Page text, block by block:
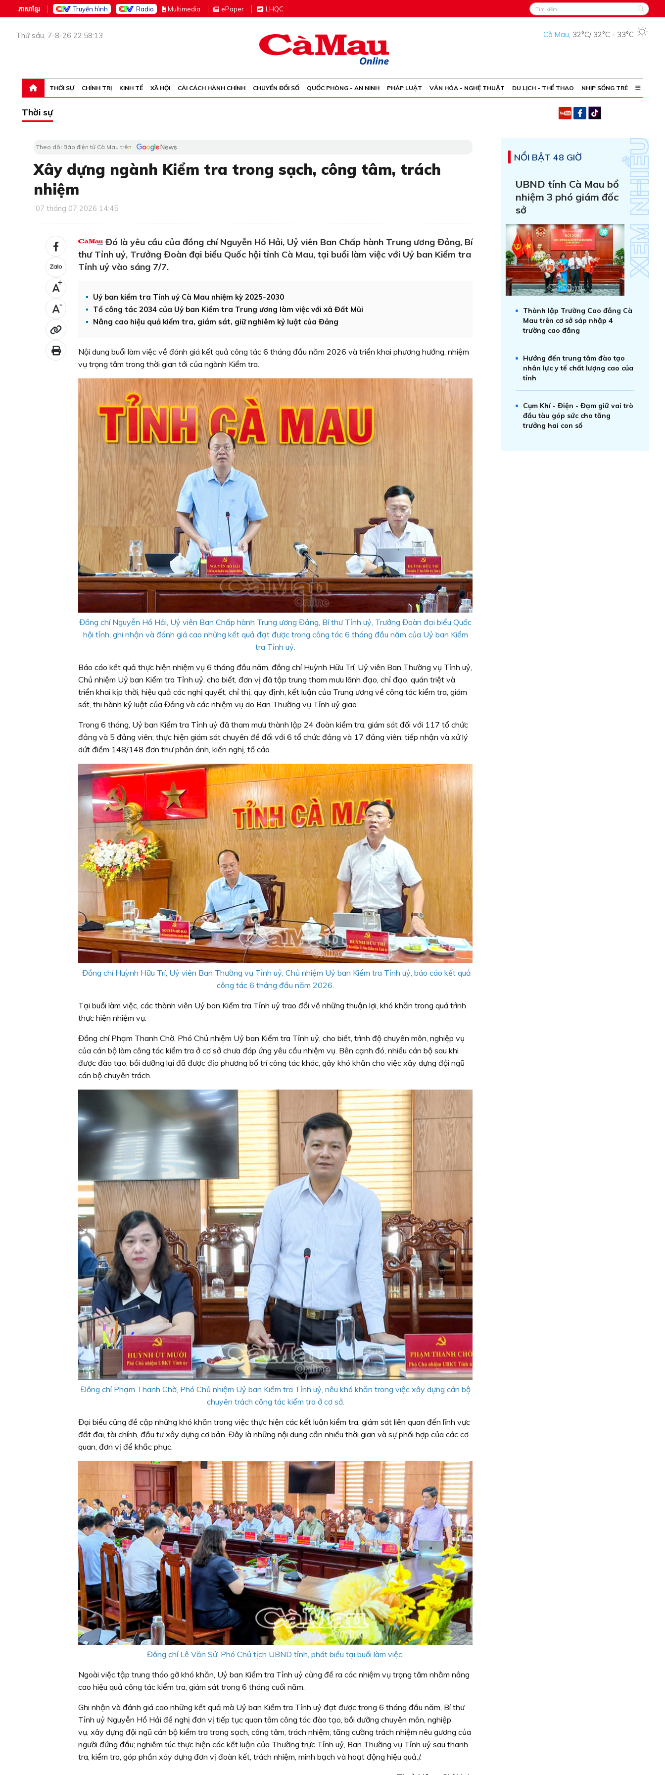
ភាសាខ្មែរ Truyền hình Radio Multimedia ePaper LHQC
Thứ sáu, 7-8-26 22:58:13 Cà Mau, 32°C/ 32°C - 33°C
THỜI SỰ CHÍNH TRỊ KINH TẾ XÃ HỘI CẢI CÁCH HÀNH CHÍNH CHUYỂN ĐỔI SỐ QUỐC PHÒNG - AN NINH PHÁP LUẬT VĂN HÓA - NGHỆ THUẬT DU LỊCH - THỂ THAO NHỊP SỐNG TRẺ
Thời sự
Theo dõi Báo điện tử Cà Mau trên
Xây dựng ngành Kiểm tra trong sạch, công tâm, trách
nhiệm
07 tháng 07 2026 14:45
+
-
Đó là yêu cầu của đồng chí Nguyễn Hồ Hải, Uỷ viên Ban Chấp hành Trung ương Đảng, Bí
thư Tỉnh uỷ, Trưởng Đoàn đại biểu Quốc hội tỉnh Cà Mau, tại buổi làm việc với Uỷ ban Kiểm tra
Tỉnh uỷ vào sáng 7/7.
Uỷ ban kiểm tra Tỉnh uỷ Cà Mau nhiệm kỳ 2025-2030
Tổ công tác 2034 của Uỷ ban Kiểm tra Trung ương làm việc với xã Đất Mũi
Nâng cao hiệu quả kiểm tra, giám sát, giữ nghiêm kỷ luật của Đảng
Nội dung buổi làm việc về đánh giá kết quả công tác 6 tháng đầu năm 2026 và triển khai phương hướng, nhiệm
vụ trọng tâm trong thời gian tới của ngành Kiểm tra.
Đồng chí Nguyễn Hồ Hải, Uỷ viên Ban Chấp hành Trung ương Đảng, Bí thư Tỉnh uỷ, Trưởng Đoàn đại biểu Quốc
hội tỉnh, ghi nhận và đánh giá cao những kết quả đạt được trong công tác 6 tháng đầu năm của Uỷ ban Kiểm
tra Tỉnh uỷ.
Báo cáo kết quả thực hiện nhiệm vụ 6 tháng đầu năm, đồng chí Huỳnh Hữu Trí, Uỷ viên Ban Thường vụ Tỉnh uỷ,
Chủ nhiệm Uỷ ban Kiểm tra Tỉnh uỷ, cho biết, đơn vị đã tập trung tham mưu lãnh đạo, chỉ đạo, quán triệt và
triển khai kịp thời, hiệu quả các nghị quyết, chỉ thị, quy định, kết luận của Trung ương về công tác kiểm tra, giám
sát, thi hành kỷ luật của Đảng và các nhiệm vụ do Ban Thường vụ Tỉnh uỷ giao.
Trong 6 tháng, Uỷ ban Kiểm tra Tỉnh uỷ đã tham mưu thành lập 24 đoàn kiểm tra, giám sát đối với 117 tổ chức
đảng và 5 đảng viên; thực hiện giám sát chuyên đề đối với 6 tổ chức đảng và 17 đảng viên; tiếp nhận và xử lý
dứt điểm 148/148 đơn thư phản ánh, kiến nghị, tố cáo.
Đồng chí Huỳnh Hữu Trí, Uỷ viên Ban Thường vụ Tỉnh uỷ, Chủ nhiệm Uỷ ban Kiểm tra Tỉnh uỷ, báo cáo kết quả
công tác 6 tháng đầu năm 2026.
Tại buổi làm việc, các thành viên Uỷ ban Kiểm tra Tỉnh uỷ trao đổi về những thuận lợi, khó khăn trong quá trình
thực hiện nhiệm vụ.
Đồng chí Phạm Thanh Chờ, Phó Chủ nhiệm Uỷ ban Kiểm tra Tỉnh uỷ, cho biết, trình độ chuyên môn, nghiệp vụ
của cán bộ làm công tác kiểm tra ở cơ sở chưa đáp ứng yêu cầu nhiệm vụ. Bên cạnh đó, nhiều cán bộ sau khi
được đào tạo, bồi dưỡng lại đã được địa phương bố trí công tác khác, gây khó khăn cho việc xây dựng đội ngũ
cán bộ chuyên trách.
Đồng chí Phạm Thanh Chờ, Phó Chủ nhiệm Uỷ ban Kiểm tra Tỉnh uỷ, nêu khó khăn trong việc xây dựng cán bộ
chuyên trách công tác kiểm tra ở cơ sở.
Đại biểu cũng đề cập những khó khăn trong việc thực hiện các kết luận kiểm tra, giám sát liên quan đến lĩnh vực
đất đai, tài chính, đầu tư xây dựng cơ bản. Đây là những nội dung cần nhiều thời gian và sự phối hợp của các cơ
quan, đơn vị để khắc phục.
Đồng chí Lê Văn Sử, Phó Chủ tịch UBND tỉnh, phát biểu tại buổi làm việc.
Ngoài việc tập trung tháo gỡ khó khăn, Uỷ ban Kiểm tra Tỉnh uỷ cũng đề ra các nhiệm vụ trọng tâm nhằm nâng
cao hiệu quả công tác kiểm tra, giám sát trong 6 tháng cuối năm.
Ghi nhận và đánh giá cao những kết quả mà Uỷ ban Kiểm tra Tỉnh uỷ đạt được trong 6 tháng đầu năm, Bí thư
Tỉnh uỷ Nguyễn Hồ Hải đề nghị đơn vị tiếp tục quan tâm công tác đào tạo, bồi dưỡng chuyên môn, nghiệp
vụ, xây dựng đội ngũ cán bộ kiểm tra trong sạch, công tâm, trách nhiệm; tăng cường trách nhiệm nêu gương của
người đứng đầu; nghiêm túc thực hiện các kết luận của Thường trực Tỉnh uỷ, Ban Thường vụ Tỉnh uỷ sau thanh
tra, kiểm tra, góp phần xây dựng đơn vị đoàn kết, trách nhiệm, minh bạch và hoạt động hiệu quả./.
NỔI BẬT 48 GIỜ
UBND tỉnh Cà Mau bổ
nhiệm 3 phó giám đốc
sở
Thành lập Trường Cao đẳng Cà
Mau trên cơ sở sáp nhập 4
trường cao đẳng
Hướng đến trung tâm đào tạo
nhân lực y tế chất lượng cao của
tỉnh
Cụm Khí - Điện - Đạm giữ vai trò
đầu tàu góp sức cho tăng
trưởng hai con số